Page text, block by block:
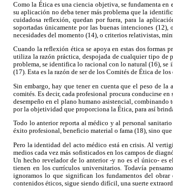
Como la Ética es una ciencia objetiva, se fundamenta
su aplicación no deba tener más problema que la
cuidadosa reflexión, quedan por fuera, para la
soportadas únicamente por las buenas intenciones
necesidades del momento (14), o criterios relativistas,
Cuando la reflexión ética se apoya en estas dos formas
utiliza la razón práctica, despojada de cualquier tipo de
problema, se identifica lo racional con lo natural (16), se
(17). Esta es la razón de ser de los Comités de Ética de
Sin embargo, hay que tener en cuenta que el peso de
comités. Es decir, cada profesional procura conducirse
desempeño en el plano humano asistencial,
por la objetividad que proporciona la Ética, para así
Todo lo anterior reporta al médico y al personal
éxito profesional, beneficio material o fama (18), sino
Pero la identidad del acto médico está en crisis. Al
medios cada vez más sofisticados en los campos de
Un hecho revelador de lo anterior -y no es el único- es
tienen en los currículos universitarios. Todavía
ignoramos lo que significan los fundamentos del
contenidos éticos, sigue siendo difícil, una suerte